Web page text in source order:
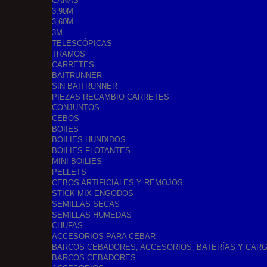
3,90M
3,60M
3M
TELESCÓPICAS
TRAMOS
CARRETES
BAITRUNNER
SIN BAITRUNNER
PIEZAS RECAMBIO CARRETES
CONJUNTOS
CEBOS
BOIIES
BOILIES HUNDIDOS
BOILIES FLOTANTES
MINI BOILIES
PELLETS
CEBOS ARTIFICIALES Y REMOJOS
STICK MIX-ENGODOS
SEMILLAS SECAS
SEMILLAS HUMEDAS
CHUFAS
ACCESORIOS PARA CEBAR
BARCOS CEBADORES, ACCESORIOS, BATERÍAS Y
BARCOS CEBADORES